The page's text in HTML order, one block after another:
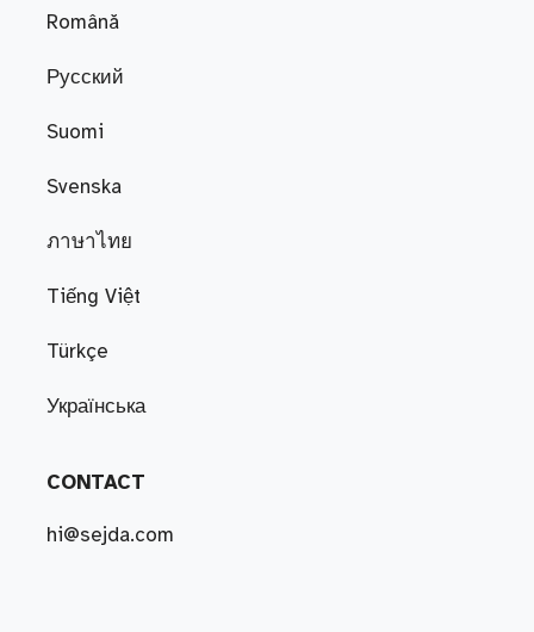
Română
Русский
Suomi
Svenska
ภาษาไทย
Tiếng Việt
Türkçe
Українська
CONTACT
hi@sejda.com